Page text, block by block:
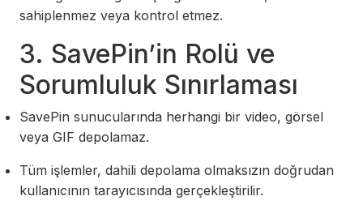
sahiplenmez veya kontrol etmez.
3. SavePin’in Rolü ve
Sorumluluk Sınırlaması
SavePin sunucularında herhangi bir video, görsel
veya GIF depolamaz.
Tüm işlemler, dahili depolama olmaksızın doğrudan
kullanıcının tarayıcısında gerçekleştirilir.